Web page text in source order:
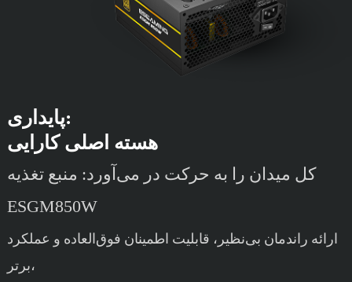
پایداری:
هسته اصلی کارایی
کل میدان را به حرکت در می‌آورد: منبع تغذیه
ESGM850W
ارائه راندمان بی‌نظیر، قابلیت اطمینان فوق‌العاده و عملکرد
برتر،